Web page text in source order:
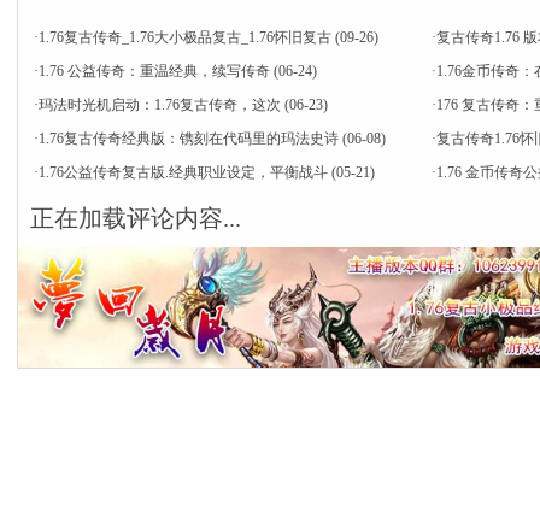
·1.76复古传奇_1.76大小极品复古_1.76怀旧复古 (09-26) ·复古传奇1.76
·1.76 公益传奇：重温经典，续写传奇 (06-24) ·​1.76金币传奇
·​玛法时光机启动：1.76复古传奇，这次 (06-23) ·176 复古传奇
·1.76复古传奇经典版：镌刻在代码里的玛法史诗 (06-08) ·复古传奇1.76
·1.76公益传奇复古版.经典职业设定，平衡战斗 (05-21) ·1.76 金币传奇
正在加载评论内容...